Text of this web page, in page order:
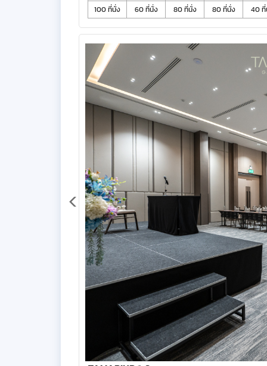
100 ที่นั่ง 60 ที่นั่ง 80 ที่นั่ง 80 ที่นั่ง 40